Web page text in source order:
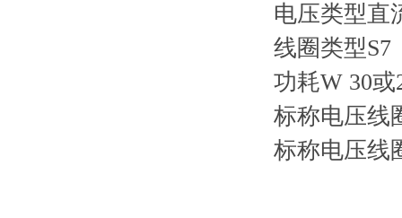
电压类型直
线圈类型S7
功耗W 30或
标称电压线
标称电压线